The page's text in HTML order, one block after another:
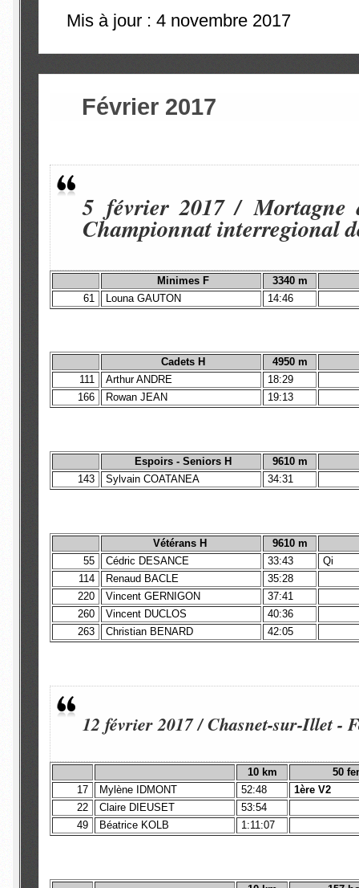
Mis à jour : 4 novembre 2017
Février 2017
5 février 2017 / Mortagne
Championnat interregional
Minimes F
3340 m
61
Louna GAUTON 14:46
Cadets H
4950 m
111
Arthur ANDRE
18:29
166
Rowan JEAN 19:13
Espoirs - Seniors H 9610 m
143
Sylvain COATANEA 34:31
Vétérans H 9610 m
55
Cédric DESANCE 33:43
Qi
114
Renaud BACLE
35:28
220
Vincent GERNIGON
37:41
260
Vincent DUCLOS
40:36
263
Christian BENARD 42:05
12 février 2017 / Chasnet-sur-Illet -
10 km
50
17
Mylène IDMONT 52:48
1ère V2
22
Claire DIEUSET
53:54
49
Béatrice KOLB 1:11:07